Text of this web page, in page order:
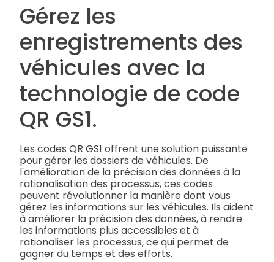
Gérez les
enregistrements des
véhicules avec la
technologie de code
QR GS1.
Les codes QR GS1 offrent une solution puissante
pour gérer les dossiers de véhicules. De
l'amélioration de la précision des données à la
rationalisation des processus, ces codes
peuvent révolutionner la manière dont vous
gérez les informations sur les véhicules. Ils aident
à améliorer la précision des données, à rendre
les informations plus accessibles et à
rationaliser les processus, ce qui permet de
gagner du temps et des efforts.